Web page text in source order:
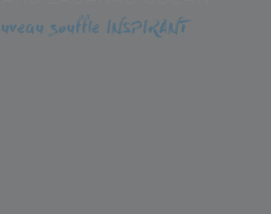
souffle INSPIRANT